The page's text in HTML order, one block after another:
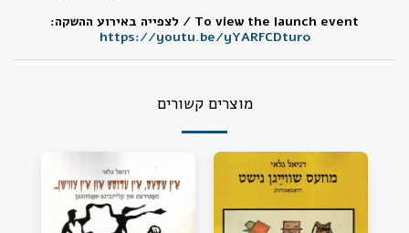
:לצפייה באירוע ההשקה / To view the launch event
https://youtu.be/yYARFCDtur0
מוצרים קשורים